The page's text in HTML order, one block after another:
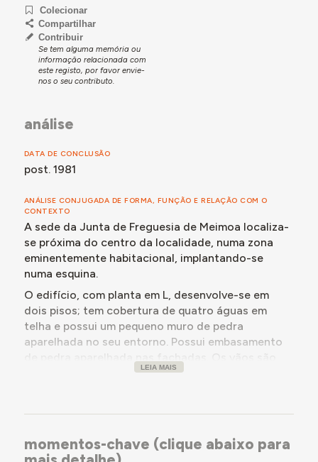
convívio. No entanto, nessa mesma altura foi planeada
a construção de um piso adicional destinado a alojar
um centro de dia, com sala de estar, cozinha, bar,
economato e arrecadação.
Colecionar
Compartilhar
Contribuir
Se tem alguma memória ou
informação relacionada com
este registo, por favor envie-
nos o seu contributo.
análise
DATA DE CONCLUSÃO
post. 1981
ANÁLISE CONJUGADA DE FORMA, FUNÇÃO E RELAÇÃO COM O
CONTEXTO
A sede da Junta de Freguesia de Meimoa localiza-
se próxima do centro da localidade, numa zona
eminentemente habitacional, implantando-se
numa esquina.
O edifício, com planta em L, desenvolve-se em
dois pisos; tem cobertura de quatro águas em
telha e possui um pequeno muro de pedra
aparelhada no seu entorno. Possui embasamento
marcados por pilastras, pintadas de azul. A
com gradeamento metálico que se repete na
varanda que ocupa parte do piso superior dessa
LEIA MAIS
momentos-chave (clique abaixo para